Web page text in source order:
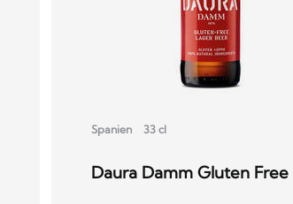
Spanien 33 cl
Daura Damm Gluten Free